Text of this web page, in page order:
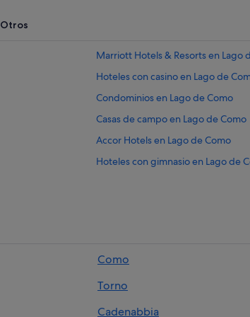
Otros
Marriott Hotels & Resorts en Lago
Hoteles con casino en Lago de
Condominios en Lago de Como
Casas de campo en Lago de Como
Accor Hotels en Lago de Como
Hoteles con gimnasio en Lago de
Hoteles de 3 estrellas en Lago de
Campings de caravanas en Lago de
Hoteles de 4 estrellas en Lago de
Como
Torno
Cadenabbia